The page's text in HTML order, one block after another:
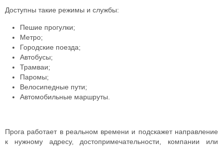
Доступны такие режимы и службы:
Пешие прогулки;
Метро;
Городские поезда;
Автобусы;
Трамваи;
Паромы;
Велосипедные пути;
Автомобильные маршруты.
Прога работает в реальном времени и подскажет направление
к нужному адресу, достопримечательности, компании или